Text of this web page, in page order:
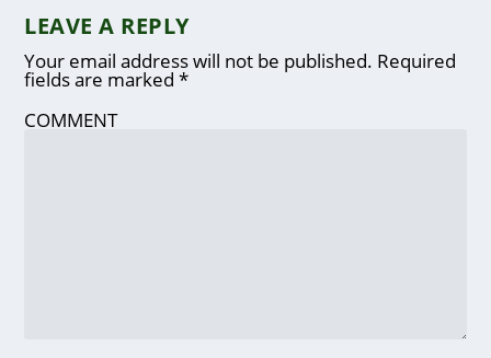
LEAVE A REPLY
Your email address will not be published. Required
fields are marked*
COMMENT